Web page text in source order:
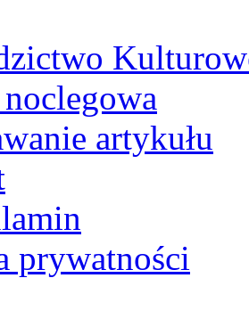
artykułu
prywatności